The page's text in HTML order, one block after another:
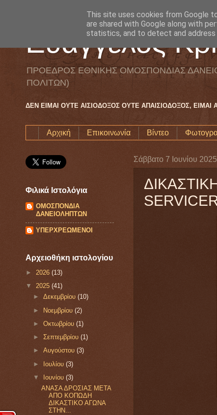
Ευάγγελος
ΠΡΟΕΔΡΟΣ ΕΘΝΙΚΗΣ ΟΜΟΣΠΟΝΔΙΑΣ
ΠΟΛΙΤΩΝ)
ΔΕΝ ΕΙΜΑΙ ΟΥΤΕ ΑΙΣΙΟΔΟΞΟΣ ΟΥΤΕ ΑΠΑΙΣΙΟΔΟΞΟΣ,
Αρχική Επικοινωνία Βίντεο
Σάββατο 7 Ιουνίου 2025
Φιλικά Ιστολόγια
ΟΜΟΣΠΟΝΔΙΑ
ΔΑΝΕΙΟΛΗΠΤΩΝ
ΥΠΕΡΧΡΕΩΜΕΝΟΙ
Αρχειοθήκη ιστολογίου
► 2026 (13)
▼ 2025 (41)
►Δεκεμβρίου(10)
► Νοεμβρίου(2)
►Οκτωβρίου(1)
►Σεπτεμβρίου(1)
►Αυγούστου(3)
► Ιουλίου(3)
▼
Ιουνίου(3)
ΑΝΑΣΑ ΔΡΟΣΙΑΣ ΜΕΤΑ
ΑΠΟ ΚΟΠΩΔΗ
ΔΙΚΑΣΤΙΚΟ ΑΓΩΝΑ
ΣΤΗΝ...
This site uses cookies from Google
are shared with Google along with
statistics, and to detect and address